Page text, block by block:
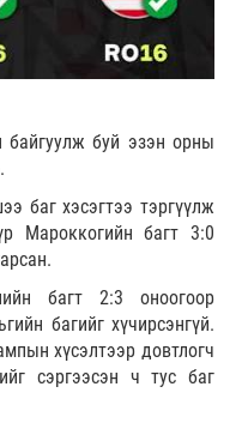
буй эзэн орны
баг хэсэгтээ тэргүүлж
Мароккогийн багт 3:0
багт 2:3 оноогоор
багийг хүчирсэнгүй.
хүсэлтээр довтлогч
сэргээсэн ч тус баг